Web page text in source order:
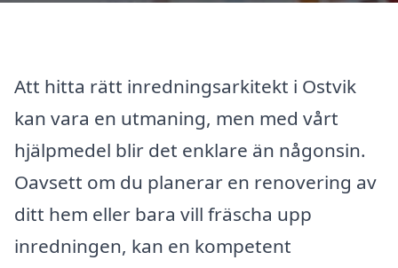
Att hitta rätt inredningsarkitekt i Ostvik
kan vara en utmaning, men med vårt
hjälpmedel blir det enklare än någonsin.
Oavsett om du planerar en renovering av
ditt hem eller bara vill fräscha upp
inredningen, kan en kompetent